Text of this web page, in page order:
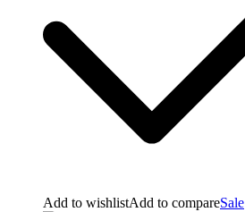
Add to wishlistAdd to compareSale